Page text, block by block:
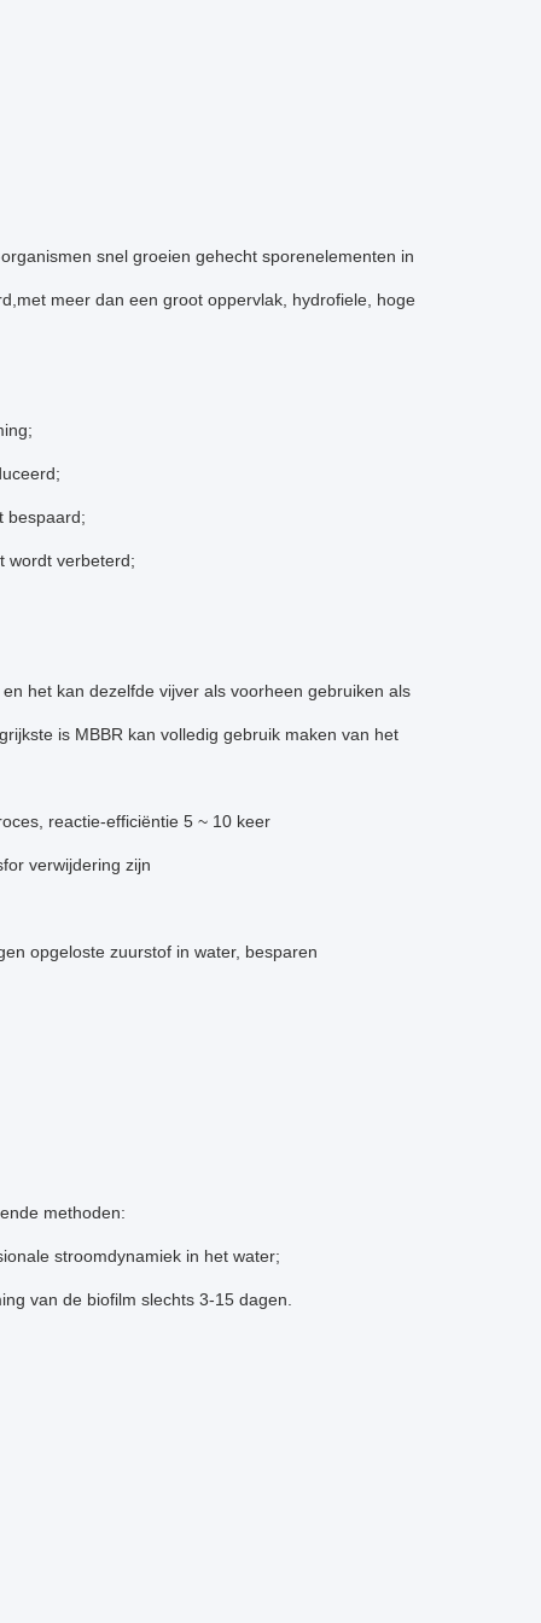
snel groeien gehecht sporenelementen in
meer dan een groot oppervlak, hydrofiele, hoge
bespaard;
wordt verbeterd;
het kan dezelfde vijver als voorheen gebruiken als
is MBBR kan volledig gebruik maken van het
reactie-efficiëntie 5 ~ 10 keer
verwijdering zijn
opgeloste zuurstof in water, besparen
methoden:
stroomdynamiek in het water;
van de biofilm slechts 3-15 dagen.